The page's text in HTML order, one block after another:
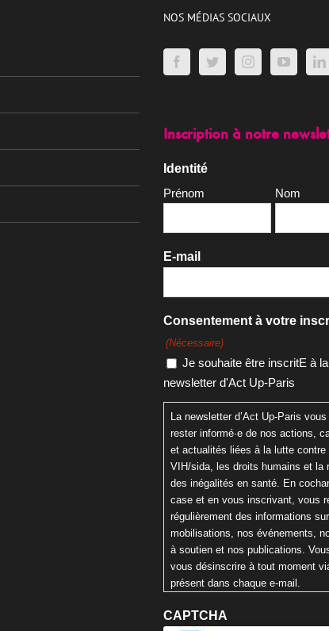
NOS MÉDIAS SOCIAUX
Inscription à notre
Identité
Prénom
Nom
E-mail
Consentement à votre
(Nécessaire)
Je souhaite être inscritE à la
newsletter d'Act Up-Paris
La newsletter d’Act Up-Paris
rester informé·e de nos actions,
et actualités liées à la lutte contre
VIH/sida, les droits humains et la
des inégalités en santé. En
case et en vous inscrivant, vous
régulièrement des informations
mobilisations, nos événements,
à soutien et nos publications.
vous désinscrire à tout moment
présent dans chaque e-mail.
CAPTCHA